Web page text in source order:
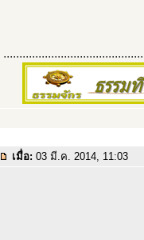
เมื่อ: 03 มี.ค. 2014, 11:03